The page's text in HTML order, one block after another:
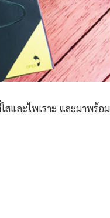
สและไพเราะ และมาพร้อม